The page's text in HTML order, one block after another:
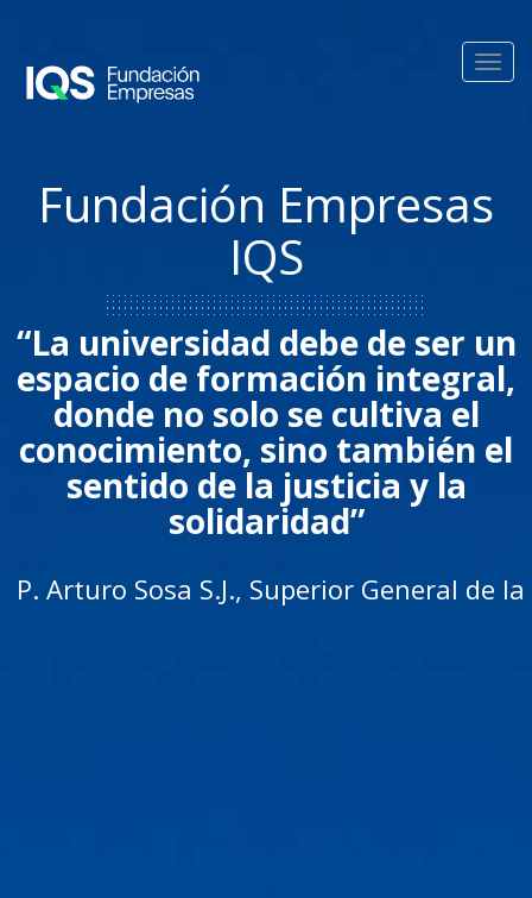
Fundación Empresas
IQS
“La universidad debe de ser un
espacio de formación integral,
donde no solo se cultiva el
conocimiento, sino también el
sentido de la justicia y la
solidaridad”
P. Arturo Sosa S.J., Superior General de